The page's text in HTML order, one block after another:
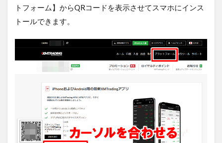
トフォーム】からQRコードを表示させてスマホにインス
トールできます。